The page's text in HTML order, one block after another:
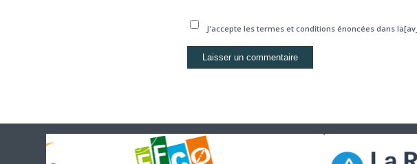
J'accepte les termes et conditions énoncées dans